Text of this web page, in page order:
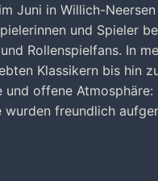
Juni in Willich-
und Spieler
Rollenspielfans. In
Klassikern bis hin
offene
freundlich